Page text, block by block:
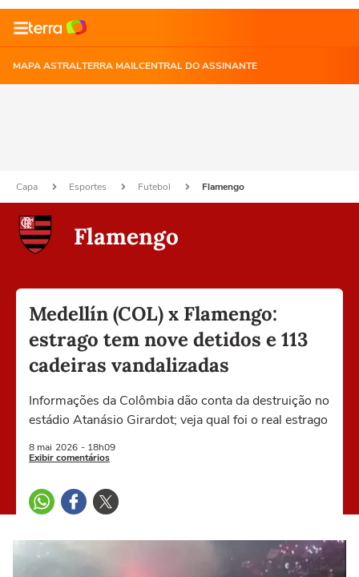
MAPA ASTRALTERRA MAILCENTRAL DO ASSINANTE
Capa Esportes Futebol Flamengo
Flamengo
Medellín (COL) x Flamengo:
estrago tem nove detidos e 113
cadeiras vandalizadas
Informações da Colômbia dão conta da destruição no
estádio Atanásio Girardot; veja qual foi o real estrago
8 mai 2026 - 18h09
Exibir comentários